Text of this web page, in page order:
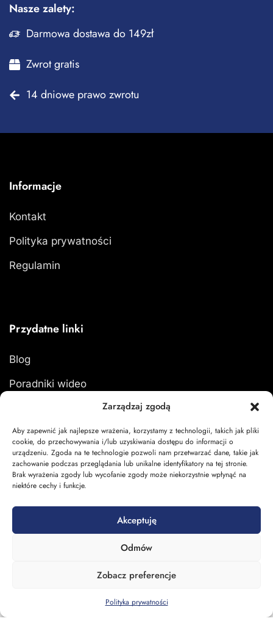
Zarządzaj zgodą
Aby zapewnić jak najlepsze wrażenia, korzystamy z technologii, takich jak pliki
cookie, do przechowywania i/lub uzyskiwania dostępu do informacji o
urządzeniu. Zgoda na te technologie pozwoli nam przetwarzać dane, takie jak
zachowanie podczas przeglądania lub unikalne identyfikatory na tej stronie.
Brak wyrażenia zgody lub wycofanie zgody może niekorzystnie wpłynąć na
niektóre cechy i funkcje.
Akceptuję
Odmów
Zobacz preferencje
Polityka prywatności
Blog
Nasze zalety:
Darmowa dostawa do 149zł
Zwrot gratis
14 dniowe prawo zwrotu
Informacje
Kontakt
Polityka prywatności
Regulamin
Przydatne linki
Blog
Poradniki wideo
Moje konto